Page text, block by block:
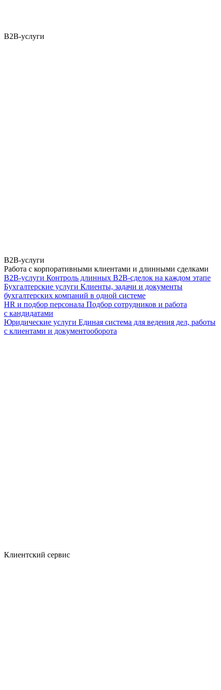
B2B-услуги
B2B-услуги
Работа с корпоративными клиентами и длинными сделками
B2B-услуги Контроль длинных B2B-сделок на каждом этапе
Бухгалтерские услуги Клиенты, задачи и документы
бухгалтерских компаний в одной системе
HR и подбор персонала Подбор сотрудников и работа
с кандидатами
Юридические услуги Единая система для ведения дел, работы
с клиентами и документооборота
Клиентский сервис